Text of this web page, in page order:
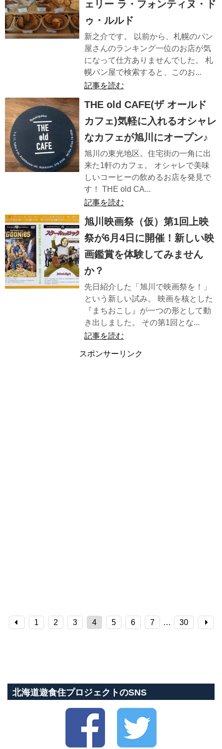
ェリー ラ・フォンティヌ・ド
ゥ・ルルド
新之介です。 以前から、札幌のパン
屋さんのランキング一位のお店が気
になって仕方ありませんでした。 札
幌パン屋で検索すると、このお...
記事を読む
THE old CAFE(ザ オールド
カフェ)気軽に入れるオシャレ
なカフェが旭川にオープン♪
旭川の東光地区。住宅街の一角に出
来た1軒のカフェ。 オシャレで美味
しいコーヒーの飲めるお店を発見で
す！ THE old CA...
記事を読む
旭川映画祭（仮）第1回上映
祭が6月4日に開催！新しい映
画鑑賞を体験してみません
か？
先日紹介した「旭川で映画祭を！」
という新しい試み。 映画を核とした
『まちおこし』が一つの形として動
き出しました。 その第1回とな...
記事を読む
スポンサーリンク
1 2 3 4 5 6 7 … 30
北海道遊食住プロジェクトのSNS